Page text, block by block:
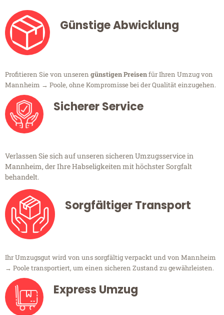
Günstige Abwicklung
Profitieren Sie von unseren günstigen Preisenfür Ihren Umzug von
Mannheim → Poole, ohne Kompromisse bei der Qualität einzugehen.
Sicherer Service
Verlassen Sie sich auf unseren sicheren Umzugsservice in
Mannheim, der Ihre Habseligkeiten mit höchster Sorgfalt
behandelt.
Sorgfältiger Transport
Ihr Umzugsgut wird von uns sorgfältig verpackt und von Mannheim
→ Poole transportiert, um einen sicheren Zustand zu gewährleisten.
Express Umzug